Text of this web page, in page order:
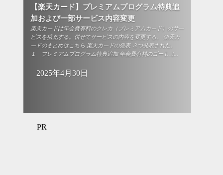
【楽天カード】プレミアムプログラム特典追
加および一部サービス内容変更
楽天カードは年会費有料のクレカ（プレミアムカード）のサー
ビスを拡充する。併せてサービスの内容を変更する。 楽天カ
ードのまとめはこちら 楽天カードの発表 ３つ発表された。
１ プレミアムプログラム特典追加 年会費有料のゴー […]...
2025年4月30日
PR